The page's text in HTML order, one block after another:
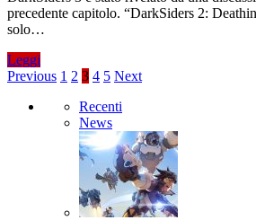
precedente capitolo. “DarkSiders 2:
solo…
Leggi
Previous 1 2 3 4 5 Next
Recenti
News